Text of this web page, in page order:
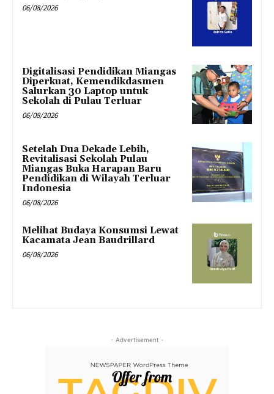
06/08/2026
Digitalisasi Pendidikan Miangas
Diperkuat, Kemendikdasmen
Salurkan 30 Laptop untuk
Sekolah di Pulau Terluar
06/08/2026
Setelah Dua Dekade Lebih,
Revitalisasi Sekolah Pulau
Miangas Buka Harapan Baru
Pendidikan di Wilayah Terluar
Indonesia
06/08/2026
Melihat Budaya Konsumsi Lewat
Kacamata Jean Baudrillard
06/08/2026
- Advertisement -